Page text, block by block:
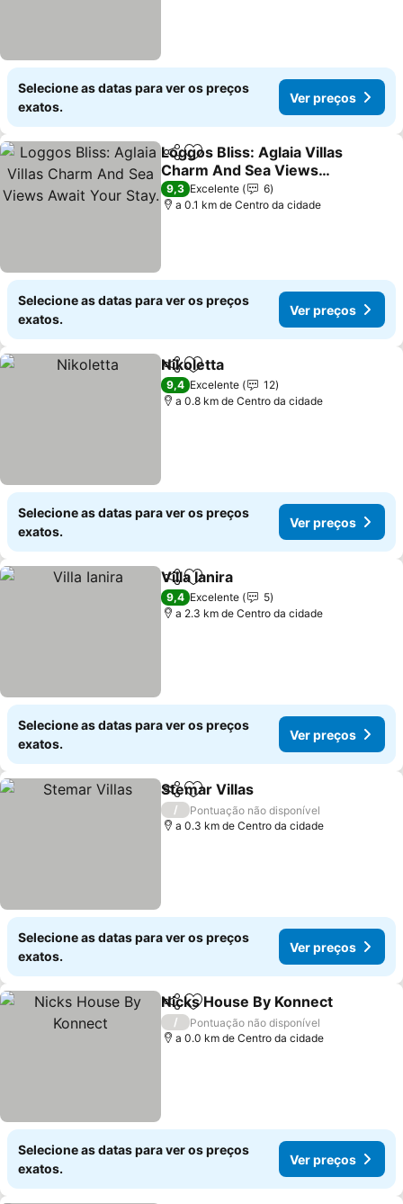
Selecione as datas para ver os preços
exatos.
Ver preços
PartilharAdicionar aos favoritos
Loggos Bliss: Aglaia Villas
Charm And Sea Views
Await Your Stay.
9,3 Excelente
6
a 0.1 km de Centro da cidade
Selecione as datas para ver os preços
exatos.
Ver preços
PartilharAdicionar aos favoritos
Nikoletta
9,4 Excelente
12
a 0.8 km de Centro da cidade
Selecione as datas para ver os preços
exatos.
Ver preços
PartilharAdicionar aos favoritos
Villa Ianira
9,4 Excelente
5
a 2.3 km de Centro da cidade
Selecione as datas para ver os preços
exatos.
Ver preços
PartilharAdicionar aos favoritos
Stemar Villas
/
Pontuação não disponível
a 0.3 km de Centro da cidade
Selecione as datas para ver os preços
exatos.
Ver preços
PartilharAdicionar aos favoritos
Nicks House By Konnect
/
Pontuação não disponível
a 0.0 km de Centro da cidade
Selecione as datas para ver os preços
exatos.
Ver preços